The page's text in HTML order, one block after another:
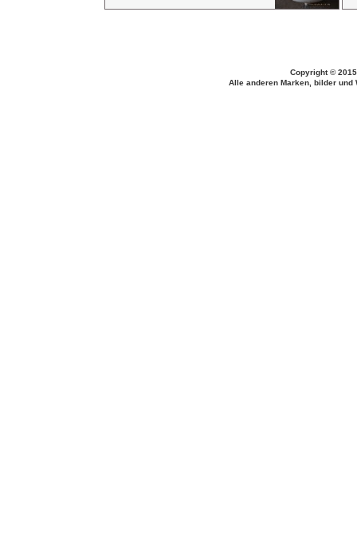
Copyright ©
Alle anderen Marken, bilder und